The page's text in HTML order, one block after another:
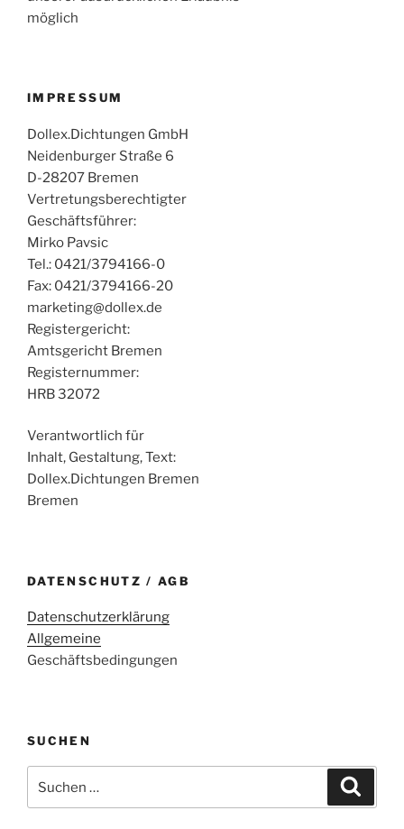
möglich
IMPRESSUM
Dollex.Dichtungen GmbH
Neidenburger Straße 6
D-28207 Bremen
Vertretungsberechtigter
Geschäftsführer:
Mirko Pavsic
Tel.: 0421/3794166-0
Fax: 0421/3794166-20
marketing@dollex.de
Registergericht:
Amtsgericht Bremen
Registernummer:
HRB 32072
Verantwortlich für
Inhalt, Gestaltung, Text:
Dollex.Dichtungen Bremen
Bremen
DATENSCHUTZ / AGB
Datenschutzerklärung
Allgemeine
Geschäftsbedingungen
SUCHEN
nach: